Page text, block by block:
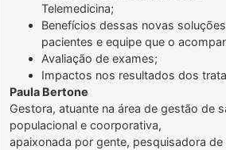
Telemedicina;
Benefícios dessas novas
pacientes e equipe que o
Avaliação de exames;
Impactos nos resultados dos
Paula Bertone
Gestora, atuante na área de gestão de
populacional e coorporativa,
apaixonada por gente, pesquisadora de